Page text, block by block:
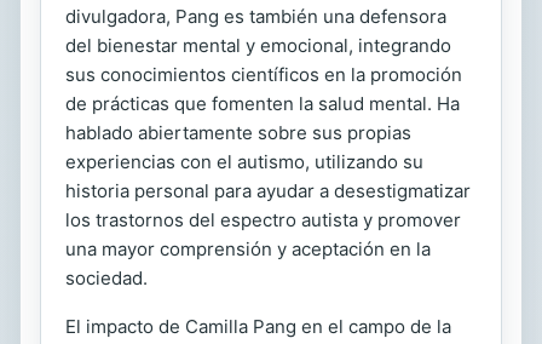
divulgadora, Pang es también una defensora
del bienestar mental y emocional, integrando
sus conocimientos científicos en la promoción
de prácticas que fomenten la salud mental. Ha
hablado abiertamente sobre sus propias
experiencias con el autismo, utilizando su
historia personal para ayudar a desestigmatizar
los trastornos del espectro autista y promover
una mayor comprensión y aceptación en la
sociedad.
El impacto de Camilla Pang en el campo de la